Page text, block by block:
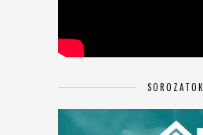
SOROZATOK